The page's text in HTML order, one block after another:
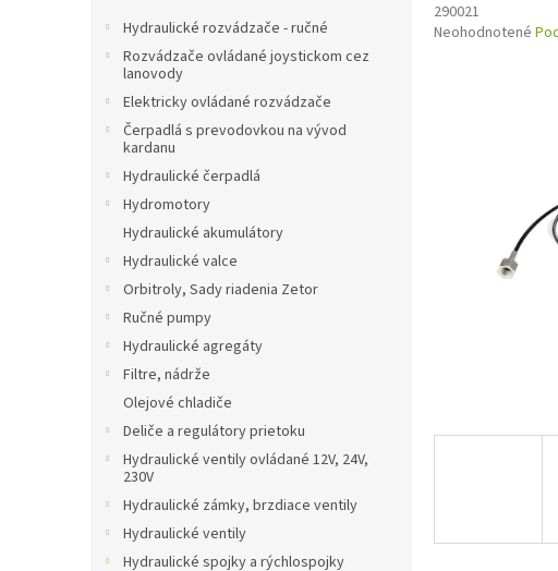
Hydraulické rozvádzače - ručné
Rozvádzače ovládané joystickom cez
lanovody
Elektricky ovládané rozvádzače
Čerpadlá s prevodovkou na vývod
kardanu
Hydraulické čerpadlá
Hydromotory
Hydraulické akumulátory
Hydraulické valce
Orbitroly, Sady riadenia Zetor
Ručné pumpy
Hydraulické agregáty
Filtre, nádrže
Olejové chladiče
Deliče a regulátory prietoku
Hydraulické ventily ovládané 12V, 24V,
230V
Hydraulické zámky, brzdiace ventily
Hydraulické ventily
Hydraulické spojky a rýchlospojky
290021
Priemerné
Neohodnotené